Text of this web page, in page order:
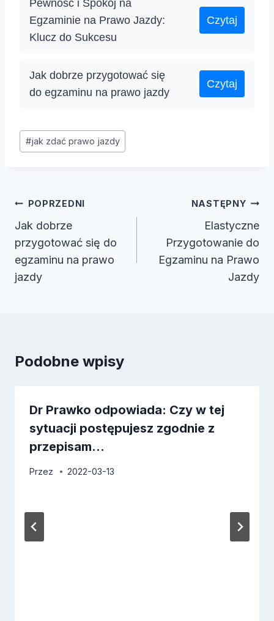
Pewność i Spokój na
Egzaminie na Prawo Jazdy:
Klucz do Sukcesu
Czytaj
Jak dobrze przygotować się
do egzaminu na prawo jazdy
Czytaj
Tagi
wpisu:
#jak zdać prawo jazdy
Nawigacja
wpisu
POPRZEDNI
Jak dobrze
przygotować się do
egzaminu na prawo
jazdy
NASTĘPNY
Elastyczne
Przygotowanie do
Egzaminu na Prawo
Jazdy
Podobne wpisy
Dr Prawko odpowiada: Czy w tej
sytuacji postępujesz zgodnie z
przepisam…
Przez 2022-03-13